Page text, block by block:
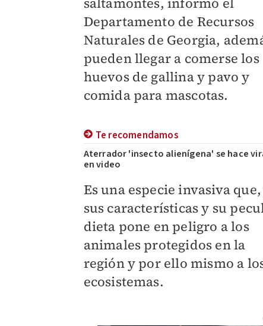
Departamento de Recursos
Naturales de Georgia,
pueden llegar a comerse los
huevos de gallina y pavo y
comida para mascotas.
Te recomendamos
Aterrador 'insecto alienígena' se hace
en video
Es una especie invasiva
sus características y su
dieta pone en peligro a los
animales protegidos en la
región y por ello mismo a
ecosistemas.